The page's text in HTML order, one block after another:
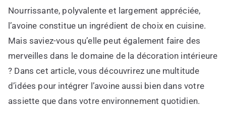
Nourrissante, polyvalente et largement appréciée,
l’avoine constitue un ingrédient de choix en cuisine.
Mais saviez-vous qu’elle peut également faire des
merveilles dans le domaine de la décoration intérieure
? Dans cet article, vous découvrirez une multitude
d’idées pour intégrer l’avoine aussi bien dans votre
assiette que dans votre environnement quotidien.